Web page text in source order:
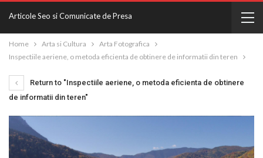
Articole Seo si Comunicate de Presa
Home Arta si Cultura
Arta Fotografica
Inspectiile aeriene, o metoda eficienta de obtinere de informatii din teren
Return to "Inspectiile aeriene, o metoda eficienta de obtinere
de informatii din teren"